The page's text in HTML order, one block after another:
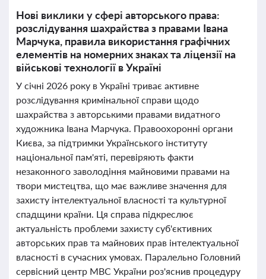
Нові виклики у сфері авторського права:
розслідування шахрайства з правами Івана
Марчука, правила використання графічних
елементів на номерних знаках та ліцензії на
військові технології в Україні
У січні 2026 року в Україні триває активне
розслідування кримінальної справи щодо
шахрайства з авторськими правами видатного
художника Івана Марчука. Правоохоронні органи
Києва, за підтримки Українського інституту
національної пам'яті, перевіряють факти
незаконного заволодіння майновими правами на
твори мистецтва, що має важливе значення для
захисту інтелектуальної власності та культурної
спадщини країни. Ця справа підкреслює
актуальність проблеми захисту суб'єктивних
авторських прав та майнових прав інтелектуальної
власності в сучасних умовах. Паралельно Головний
сервісний центр МВС України роз'яснив процедуру